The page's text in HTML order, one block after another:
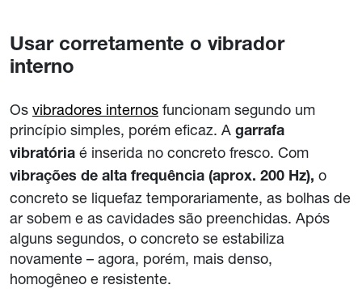
Usar corretamente o vibrador
interno
Os vibradores internos funcionam segundo um
princípio simples, porém eficaz. A garrafa
vibratória é inserida no concreto fresco. Com
vibrações de alta frequência (aprox. 200 Hz), o
concreto se liquefaz temporariamente, as bolhas de
ar sobem e as cavidades são preenchidas. Após
alguns segundos, o concreto se estabiliza
novamente – agora, porém, mais denso,
homogêneo e resistente.